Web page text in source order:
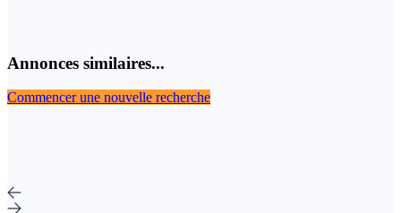
Annonces similaires...
Commencer une nouvelle recherche